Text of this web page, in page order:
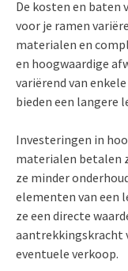
De kosten en
voor je ramen
materialen en
en hoogwaardige
variërend van
bieden een langere
Investeringen in
materialen betalen
ze minder
elementen van een
ze een directe
aantrekkingskracht
eventuele verkoop.